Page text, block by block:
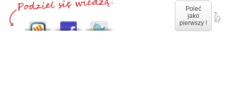
Poleć
jako
pierwszy !